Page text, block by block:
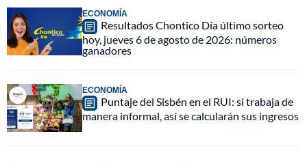
ECONOMÍA
Resultados Chontico Día último sorteo
hoy, jueves 6 de agosto de 2026: números
ganadores
ECONOMÍA
Puntaje del Sisbén en el RUI: si trabaja de
manera informal, así se calcularán sus ingresos